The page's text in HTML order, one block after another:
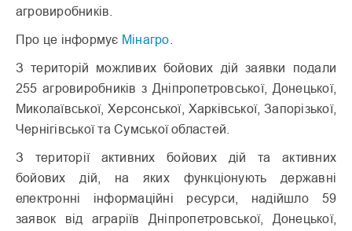
агровиробників.
Про це інформує Мінагро
З територій можливих бойових дій заявки подали
255 агровиробників з Дніпропетровської, Донецької,
Миколаївської, Херсонської, Харківської, Запорізької,
Чернігівської та Сумської областей.
З території активних бойових дій та активних
бойових дій, на яких функціонують державні
електронні інформаційні ресурси, надійшло 59
заявок від аграріїв Дніпропетровської, Донецької,